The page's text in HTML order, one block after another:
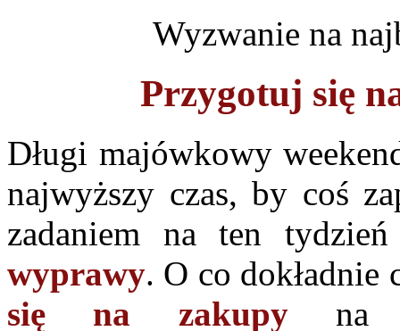
Wyzwanie na
Przygotuj się
Długi majówkowy
najwyższy czas, by coś
zadaniem na ten
wyprawy. O co dokładnie
się na zakupyna